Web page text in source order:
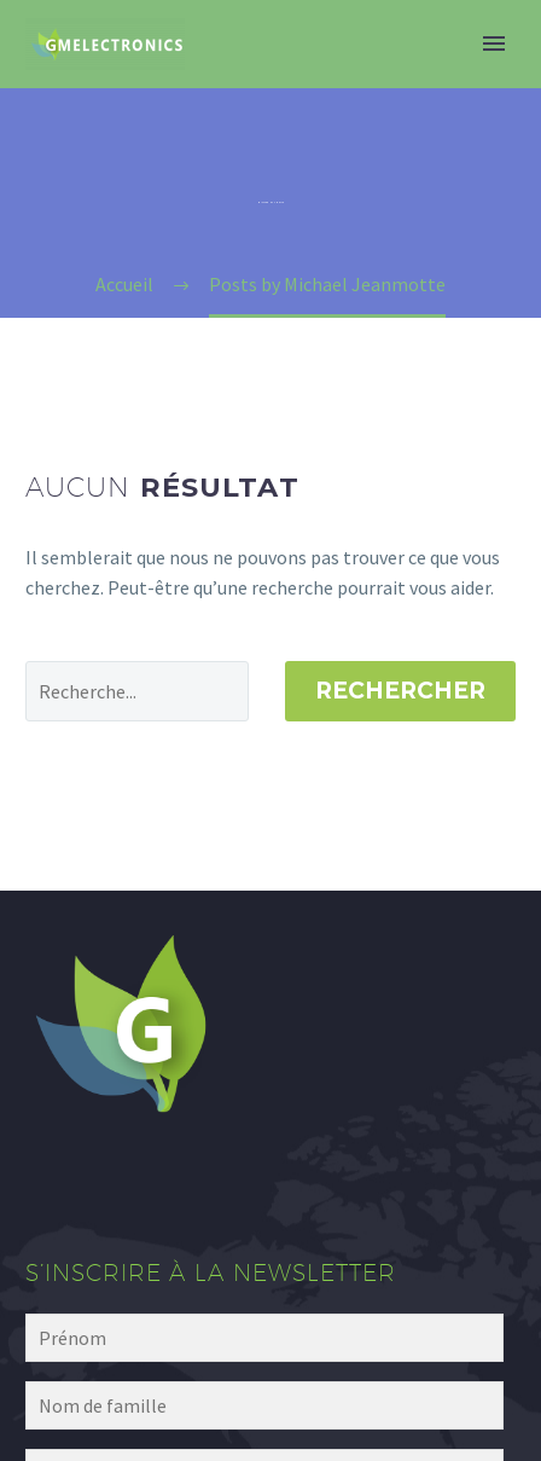
Accueil Posts by Michael Jeanmotte
AUCUN RÉSULTAT
Il semblerait que nous ne pouvons pas trouver ce que vous
cherchez. Peut-être qu’une recherche pourrait vous aider.
RECHERCHER
S’INSCRIRE À LA NEWSLETTER